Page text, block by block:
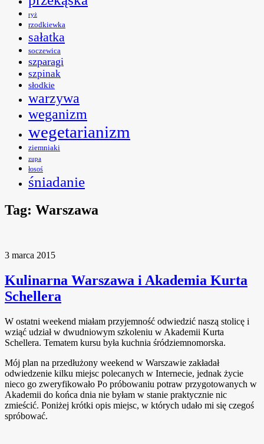
ryż
rzodkiewka
sałatka
soczewica
szparagi
szpinak
słodkie
warzywa
weganizm
wegetarianizm
ziemniaki
zupa
łosoś
śniadanie
Tag: Warszawa
3 marca 2015
Kulinarna Warszawa i Akademia Kurta
Schellera
W ostatni weekend miałam przyjemność odwiedzić naszą stolicę i
wziąć udział w dwudniowym szkoleniu w Akademii Kurta
Schellera. Tematem kursu była kuchnia śródziemnomorska.
Mój plan na przedłużony weekend w Warszawie zakładał
odwiedzenie kilku miejsc polecanych w Internecie, jednak życie
nieco go zweryfikowało Po próbowaniu potraw przygotowanych w
Akademii do końca dnia nie byłam w stanie praktycznie nic
zmieścić. Poniżej krótki opis miejsc, w których udało mi się czegoś
spróbować.